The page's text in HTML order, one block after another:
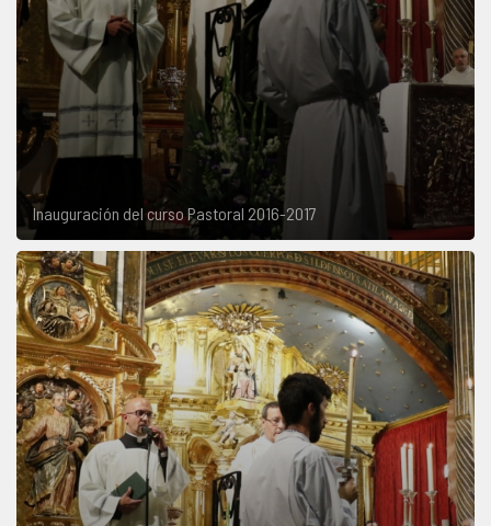
Inauguración del curso Pastoral 2016-2017